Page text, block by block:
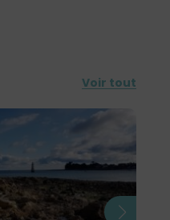
Voir tout